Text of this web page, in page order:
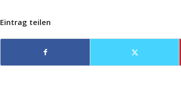
Eintrag teilen